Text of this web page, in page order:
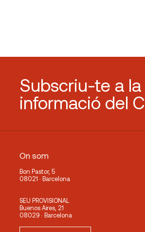
Subscriu-te a
informació del
On som
Bon Pastor, 5
08021 · Barcelona
SEU PROVISIONAL
Buenos Aires, 21
08029 · Barcelona